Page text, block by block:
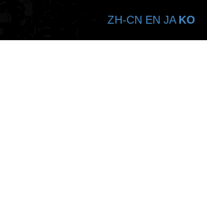
ZH-CN EN JA KO